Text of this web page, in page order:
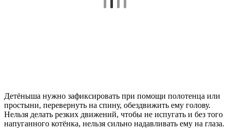
Детёныша нужно зафиксировать при помощи полотенца или
простыни, перевернуть на спину, обездвижить ему голову.
Нельзя делать резких движений, чтобы не испугать и без того
напуганного котёнка, нельзя сильно надавливать ему на глаза.